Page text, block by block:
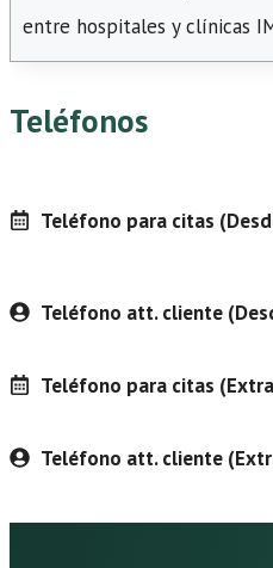
entre hospitales y clínicas
Teléfonos
Teléfono para citas
Teléfono att. cliente
Teléfono para citas
Teléfono att. cliente